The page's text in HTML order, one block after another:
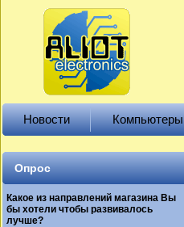
Новости Компьютеры
Опрос
Какое из направлений магазина Вы
бы хотели чтобы развивалось
лучше?